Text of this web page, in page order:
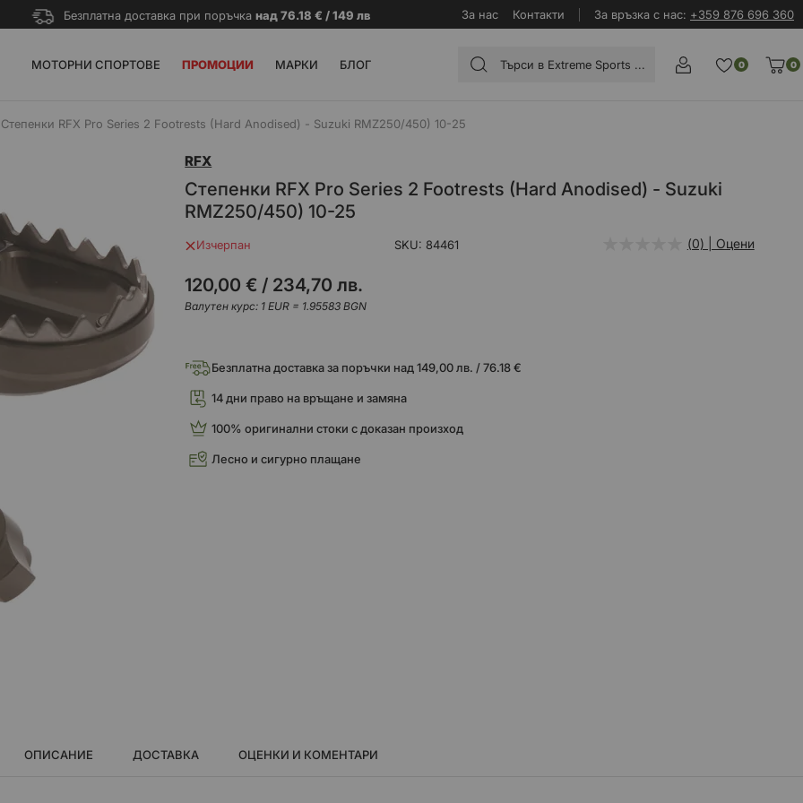
Безплатна доставка при поръчка над 76.18 € / 149 лв За нас Контакти За връзка с нас: +359 876 696 360
МОТОРНИ СПОРТОВЕ ПРОМОЦИИ МАРКИ БЛОГ 0
0
Степенки RFX Pro Series 2 Footrests (Hard Anodised) - Suzuki RMZ250/450) 10-25
Степенки RFX Pro Series 2 Footrests (Hard Anodised) - Suzuki
RMZ250/450) 10-25
RFX
Изчерпан SKU 84461 (0) | Оцени
120,00 € / 234,70 лв.
Валутен курс: 1 EUR = 1.95583 BGN
Безплатна доставка за поръчки над 149,00 лв. / 76.18 €
14 дни право на връщане и замяна
100% оригинални стоки с доказан произход
Лесно и сигурно плащане
ОПИСАНИЕ ДОСТАВКА ОЦЕНКИ И КОМЕНТАРИ